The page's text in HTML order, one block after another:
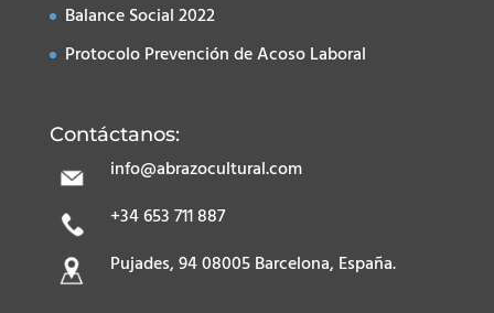
Balance Social 2022
Protocolo Prevención de Acoso Laboral
Contáctanos:
info@abrazocultural.com
+34 653 711 887
Pujades, 94 08005 Barcelona, España.